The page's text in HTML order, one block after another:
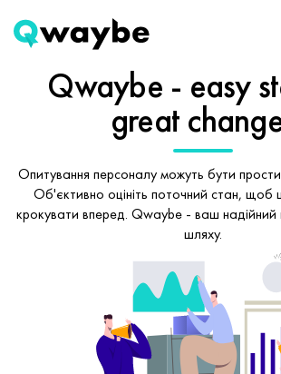
Qwaybe - easy
great
Опитування персоналу можуть бути
Об'єктивно оцініть поточний стан, щоб
крокувати вперед. Qwaybe - ваш надійний
шляху.